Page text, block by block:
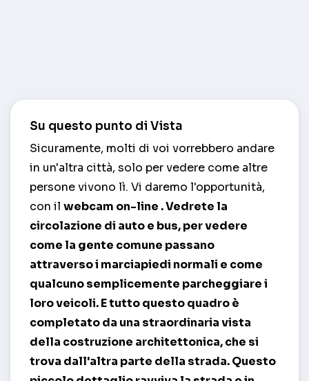
Su questo punto di Vista
Sicuramente, molti di voi vorrebbero andare
in un'altra città, solo per vedere come altre
persone vivono lì. Vi daremo l'opportunità,
con il webcam on-line . Vedrete la
circolazione di auto e bus, per vedere
come la gente comune passano
attraverso i marciapiedi normali e come
qualcuno semplicemente parcheggiare i
loro veicoli. E tutto questo quadro è
completato da una straordinaria vista
della costruzione architettonica, che si
trova dall'altra parte della strada. Questo